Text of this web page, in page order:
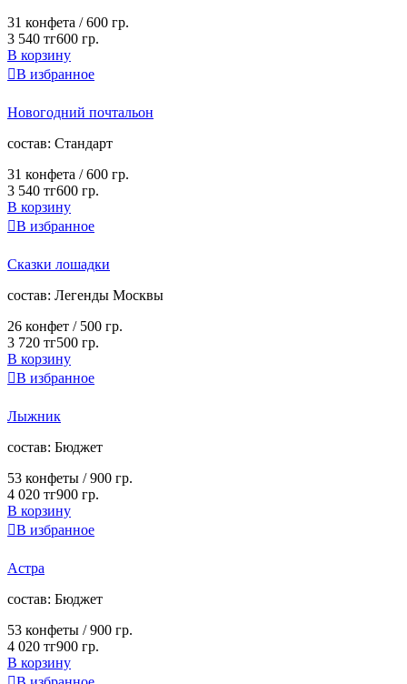
31 конфета /600 гр.
3 540 тг600 гр.
В корзину
В избранное
Новогодний почтальон
cостав: Стандарт
31 конфета /600 гр.
3 540 тг600 гр.
В корзину
В избранное
Сказки лошадки
cостав: Легенды Москвы
26 конфет / 500 гр.
3 720 тг500 гр.
В корзину
В избранное
Лыжник
cостав: Бюджет
53 конфеты /900 гр.
4 020 тг900 гр.
В корзину
В избранное
Астра
cостав: Бюджет
53 конфеты /900 гр.
4 020 тг900 гр.
В корзину